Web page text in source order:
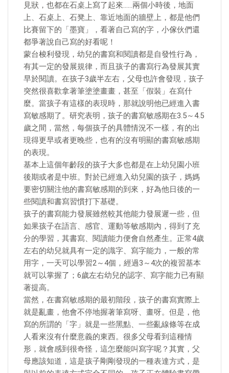
見狀，也都在石桌上寫了起來……兩個小時後，地面
上、石桌上、石凳上、靠近地面的牆壁上，都是他們
比賽留下的「墨寶」，看著自己寫的字，小傢伙們還
都爭著說自己寫的好看呢！
蒙台梭利發現，幼兒的書寫和閱讀都是自發性行為，
有其一定的發展規律，而且孩子的書寫行為發展其實
早於閱讀。在孩子3歲半左右，父母也許會發現，孩子
突然很喜歡拿著筆塗塗畫畫，甚至「假裝」在寫什
麼。當孩子有這樣的表現時，那就說明他已經進入書
寫敏感期了。研究表明，孩子的書寫敏感期在3.5～4.5
歲之間，當然，每個孩子的具體情況不一樣，有的出
現得更早或者更晚些，也有的沒有明顯的書寫敏感期
的表現。
基本上這個年齡段的孩子大多也都是在上幼兒園小班
後期或者是中班。對於已經進入幼兒園的孩子，媽媽
要密切關注他的書寫敏感期的到來，好為他日後的一
些閱讀和書寫習慣打下基礎。
孩子的書寫能力發展雖然較其他能力發展遲一些，但
如果孩子在語言、感官、運動等敏感期內，得到了充
分的學習，其書寫、閱讀能力便會自然產生。正常4歲
左右的幼兒就具有一定的識字、寫字能力，一般的常
用字，一天可以學習2～4個，經過3～4次的複習基本
就可以掌握了；6歲左右幼兒的認字、寫字能力已有顯
著提高。
當然，在書寫敏感期的最初階段，孩子的書寫實際上
就是亂畫，他會不停地握著筆寫呀、畫呀。但是，他
寫的所謂的「字」就是一些黑點、一些亂線條等在成
人看來沒有什麼意義的東西。很多父母看到這種情
形，就會感到很奇怪，這怎麼能叫寫字呢？其實，父
母應該知道，這是孩子剛剛發現的一種表達方式，是